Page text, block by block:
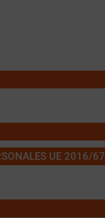
UE 2016/